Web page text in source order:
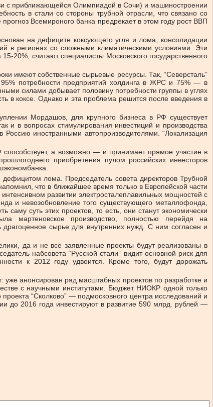
с приближающейся Олимпиадой в Сочи) и машиностроении
в стали со стороны трубной отрасли, что связано со
Всемироного банка предрекает в этом году рост ВВП
на дефиците коксующего угля и лома, консолидации
в регионах со сложными климатическими условиями. Эти
20%, считают специалисты Московского государственного
имеют собственные сырьевые ресурсы. Так, “Северсталь”
потребности предприятий холдинга в ЖРС и 75% — в
силами добывает половину потребности группы в углях
в коксе. Однако и эта проблема решится после введения в
Мордашов, для крупного бизнеса в РФ существует
и в вопросах стимулирования инвестиций и производства
иностранными автопроизводителями. “Локализация
а возможно — и принимает прямое участие в
приобретения пулом российских инвесторов
дефицитом лома. Председатель совета директоров Трубной
что в ближайшее время только в Европейской части
развитии электросталеплавильных мощностей с
и невозобновление того существующего металлофонда,
суть этих проектов, то есть, они станут экономически
мартеновское производство, полностью перейдя на
драгоценное сырье для внутренних нужд. С ним согласен и
да и не все заявленные проекты будут реализованы в
набсовета “Русской стали” видит основной риск для
к 2012 году удвоится. Кроме того, будут дорожать
анонсирован ряд масштабных проектов по разработке и
с научными институтами. Бюджет НИОКР одной только
“Сколково” — подмосковного центра исследований и
до 2016 года инвестируют в развитие 590 млрд. рублей —